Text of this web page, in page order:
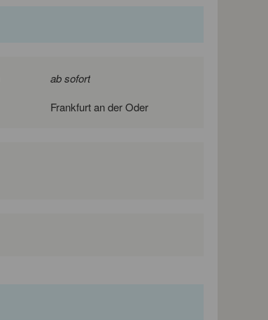
ab sofort
Frankfurt an der Oder